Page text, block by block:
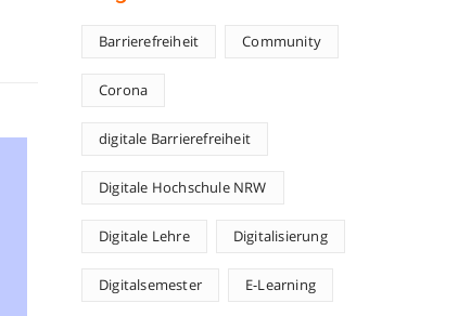
Barrierefreiheit Community
Corona
digitale Barrierefreiheit
Digitale Hochschule NRW
Digitale Lehre Digitalisierung
Digitalsemester E-Learning